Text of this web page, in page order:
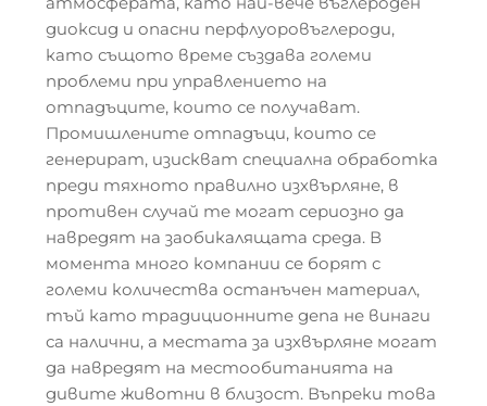
диоксид и опасни перфлуоровъглероди,
като същото време създава големи
проблеми при управлението на
отпадъците, които се получават.
Промишлените отпадъци, които се
генерират, изискват специална обработка
преди тяхното правилно изхвърляне, в
противен случай те могат сериозно да
навредят на заобикалящата среда. В
момента много компании се борят с
големи количества останъчен материал,
тъй като традиционните депа не винаги
са налични, а местата за изхвърляне могат
да навредят на местообитанията на
дивите животни в близост. Въпреки това